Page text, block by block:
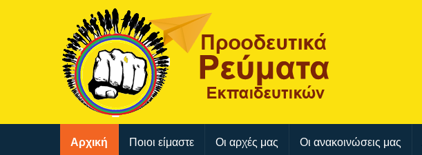
Αρχική Ποιοι είμαστε Οι αρχές μας Οι ανακοινώσεις μας